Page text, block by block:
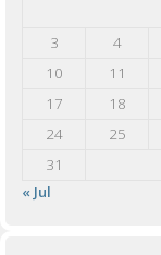
3
4
10
11
17
18
24
25
31
« Jul